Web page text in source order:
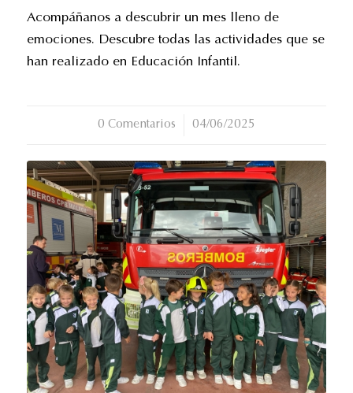
Acompáñanos a descubrir un mes lleno de
emociones. Descubre todas las actividades que se
han realizado en Educación Infantil.
0 Comentarios
/ 04/06/2025